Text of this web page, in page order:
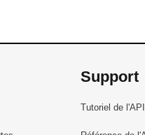
Support
Tutoriel de l'API